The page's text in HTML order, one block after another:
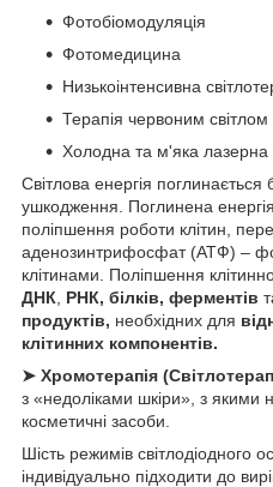
Фотобіомодуляція
Фотомедицина
Низькоінтенсивна
Терапія червоним світлом
Холодна та м'яка лазерна
Світлова енергія
ушкодження. Поглинена
поліпшення роботи клітин,
аденозинтрифосфат (АТФ) –
клітинами. Поліпшення
ДНК
РНК, білків, ферментів
продуктів, необхідних для
клітинних компонентів.
➤ Хромотерапія (
з «недоліками шкіри», з якими
косметичні засоби.
Шість режимів світлодіодного
індивідуально підходити до